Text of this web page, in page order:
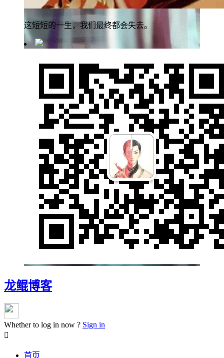
这短短的一生，我们最终都会失去。
龙鲲博客
Whether to log in now ? Sign in

首页